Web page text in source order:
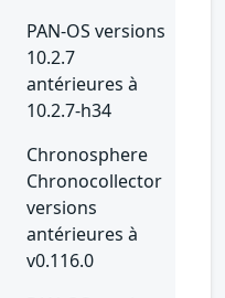
PAN-OS versions
10.2.7
antérieures à
10.2.7-h34
Chronosphere
Chronocollector
versions
antérieures à
v0.116.0